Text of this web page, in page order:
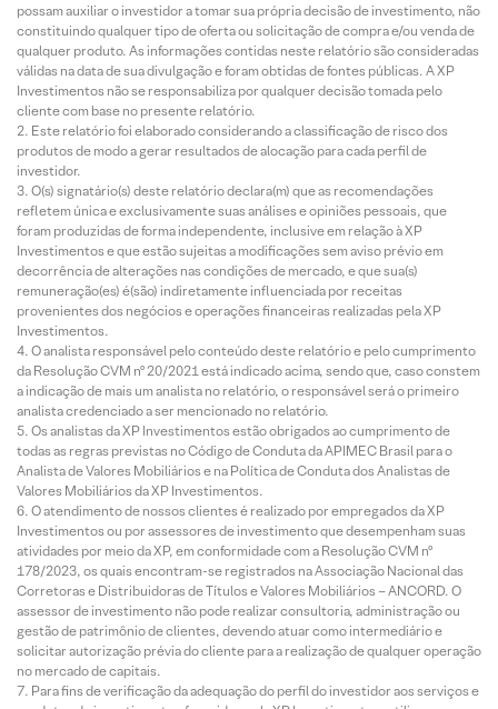
possam auxiliar o investidor a tomar sua própria decisão de investimento, não
constituindo qualquer tipo de oferta ou solicitação de compra e/ou venda de
qualquer produto. As informações contidas neste relatório são consideradas
válidas na data de sua divulgação e foram obtidas de fontes públicas. A XP
Investimentos não se responsabiliza por qualquer decisão tomada pelo
cliente com base no presente relatório.
Este relatório foi elaborado considerando a classificação de risco dos
produtos de modo a gerar resultados de alocação para cada perfil de
investidor.
O(s) signatário(s) deste relatório declara(m) que as recomendações
refletem única e exclusivamente suas análises e opiniões pessoais, que
foram produzidas de forma independente, inclusive em relação à XP
Investimentos e que estão sujeitas a modificações sem aviso prévio em
decorrência de alterações nas condições de mercado, e que sua(s)
remuneração(es) é(são) indiretamente influenciada por receitas
provenientes dos negócios e operações financeiras realizadas pela XP
Investimentos.
O analista responsável pelo conteúdo deste relatório e pelo cumprimento
da Resolução CVM nº 20/2021 está indicado acima, sendo que, caso constem
a indicação de mais um analista no relatório, o responsável será o primeiro
analista credenciado a ser mencionado no relatório.
Os analistas da XP Investimentos estão obrigados ao cumprimento de
todas as regras previstas no Código de Conduta da APIMEC Brasil para o
Analista de Valores Mobiliários e na Política de Conduta dos Analistas de
Valores Mobiliários da XP Investimentos.
O atendimento de nossos clientes é realizado por empregados da XP
Investimentos ou por assessores de investimento que desempenham suas
atividades por meio da XP, em conformidade com a Resolução CVM nº
178/2023, os quais encontram-se registrados na Associação Nacional das
Corretoras e Distribuidoras de Títulos e Valores Mobiliários – ANCORD. O
assessor de investimento não pode realizar consultoria, administração ou
gestão de patrimônio de clientes, devendo atuar como intermediário e
solicitar autorização prévia do cliente para a realização de qualquer operação
no mercado de capitais.
Para fins de verificação da adequação do perfil do investidor aos serviços e